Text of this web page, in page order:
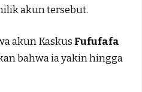
akun tersebut.
akun Kaskus Fufufafa
bahwa ia yakin hingga